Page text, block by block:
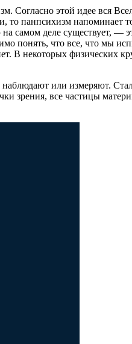
Согласно этой идее вся
то панпсихизм
самом деле существует, —
понять, что все, что мы
В некоторых физических
или измеряют.
все частицы